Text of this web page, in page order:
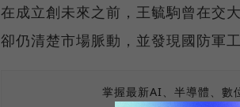
在成立創未來之前，王毓駒曾在交
卻仍清楚市場脈動，並發現國防軍
掌握最新AI、半導體、數